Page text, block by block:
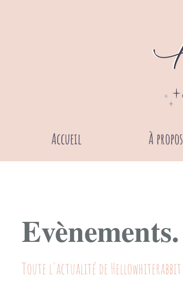
Accueil À propos
Evènements.
Toute l'actualité de Hellowhiterabbit